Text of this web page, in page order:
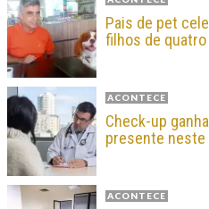
Pais de pet
filhos de quatro
ACONTECE
Check-up
presente neste
ACONTECE